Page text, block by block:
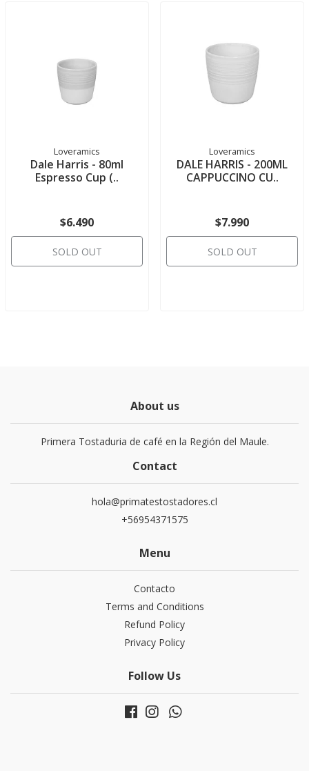
Loveramics
Dale Harris - 80ml
Espresso Cup (..
$6.490
SOLD OUT
Loveramics
DALE HARRIS - 200ML
CAPPUCCINO CU..
$7.990
SOLD OUT
About us
Primera Tostaduria de café en la Región del Maule.
Contact
hola@primatestostadores.cl
+56954371575
Menu
Contacto
Terms and Conditions
Refund Policy
Privacy Policy
Follow Us